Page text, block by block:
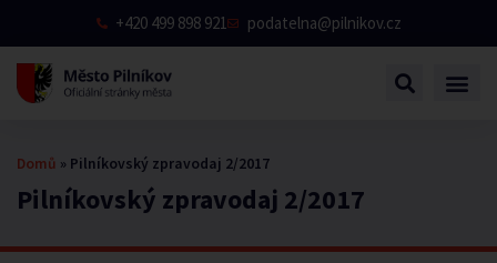
+420 499 898 921 podatelna@pilnikov.cz
Pilníkovský zpravodaj 2/2017
Domů » Pilníkovský zpravodaj 2/2017